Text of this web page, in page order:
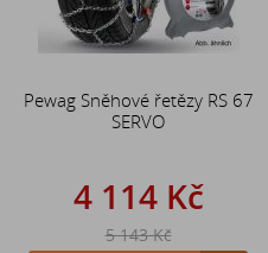
Pewag Sněhové řetězy RS 67
SERVO
4 114 Kč
5 143 Kč